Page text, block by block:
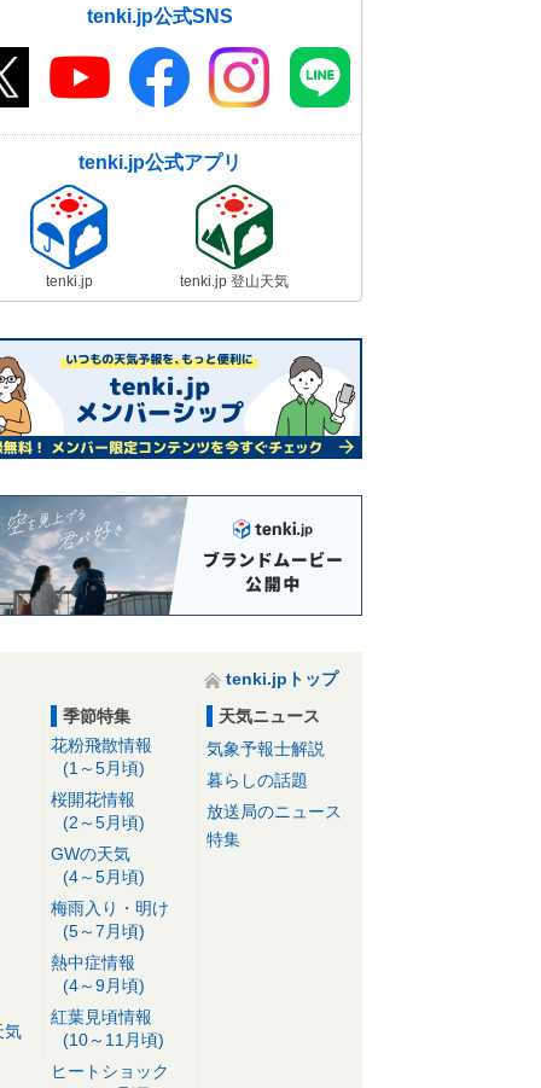
tenki.jp公式SNS
tenki.jp公式アプリ
tenki.jp tenki.jp 登山天気
tenki.jpトップ
気
季節特集
花粉飛散情報
(1～5月頃)
桜開花情報
(2～5月頃)
GWの天気
(4～5月頃)
梅雨入り・明け
(5～7月頃)
熱中症情報
(4～9月頃)
紅葉見頃情報
(10～11月頃)
ヒートショック
天気ニュース
気象予報士解説
暮らしの話題
放送局のニュース
特集